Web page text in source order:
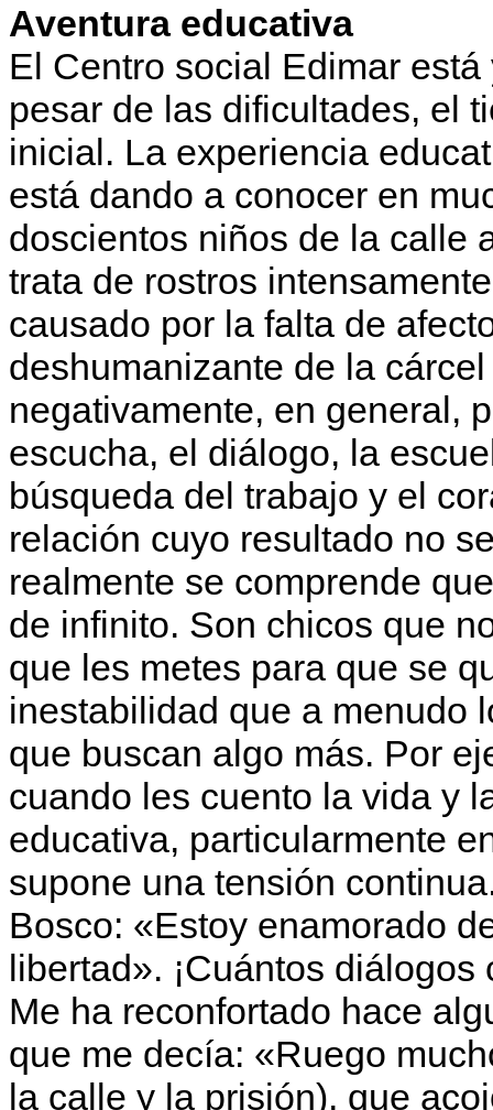
Aventura educativa
El Centro social Edimar
pesar de las dificultades, el
inicial. La experiencia
está dando a conocer en
doscientos niños de la calle
trata de rostros
causado por la falta de
deshumanizante de la
negativamente, en general,
escucha, el diálogo, la
búsqueda del trabajo y el
relación cuyo resultado no
realmente se comprende
de infinito. Son chicos que
que les metes para que se
inestabilidad que a menudo
que buscan algo más. Por
cuando les cuento la vida y
educativa, particularmente
supone una tensión
Bosco: «Estoy enamorado
libertad». ¡Cuántos
Me ha reconfortado hace
que me decía: «Ruego
la calle y la prisión), que